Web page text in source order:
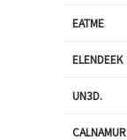
EATME
ELENDEEK
UN3D.
CALNAMUR